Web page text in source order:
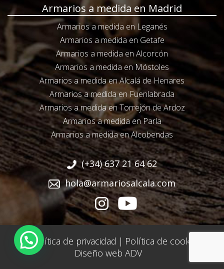
Armarios a medida en Madrid
Armarios a medida en Leganés
Armarios a medida en Getafe
Armarios a medida en Alcorcón
Armarios a medida en Móstoles
Armarios a medida en Alcalá de Henares
Armarios a medida en Fuenlabrada
Armarios a medida en Torrejón de Ardoz
Armarios a medida en Parla
Armarios a medida en Alcobendas
(+34) 637 21 64 62
hola@armariosalcala.com
Política de privacidad | Política de cookies
Diseño web ADV